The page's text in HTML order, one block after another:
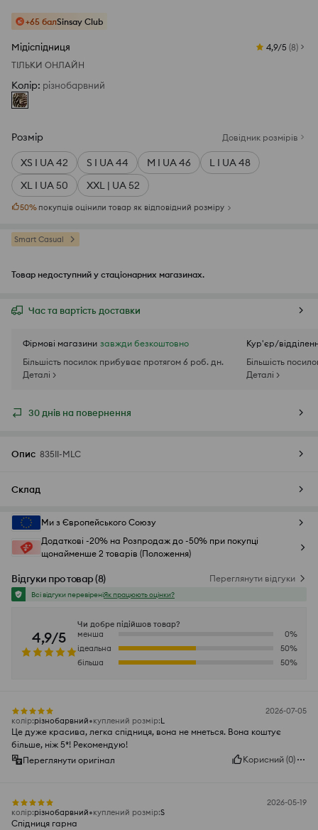
+65 балSinsay Club
Мідіспідниця 4,9/5 (8)
ТІЛЬКИ ОНЛАЙН
Колір: різнобарвний
Розмір Довідник розмірів
XS I UA 42 S I UA 44 M I UA 46
L I UA 48
XL I UA 50
XXL | UA 52
50% покупців оцінили товар як відповідний розміру
Smart Casual
Товар недоступний у стаціонарних магазинах.
Час та вартість доставки
Фірмові магазини завжди безкоштовно
Більшість посилок прибуває протягом 6 роб. дн.
Деталі >
Кур'єр/
Більшість
Деталі >
30 днів на повернення
Опис 835II-MLC
Склад
Ми з Європейського Союзу
Додаткові -20% на Розпродаж до -50% при покупці
щонайменше 2 товарів (Положення)
Відгуки про товар(8) Переглянути відгуки
Всі відгуки перевіреніЯк працюють оцінки?
4,9/5
Чи добре підійшов товар?
менша
0%
ідеальна
50%
більша
50%
2026-07-05
колір:різнобарвний куплений розмір:L
Це дуже красива, легка спідниця, вона не мнеться. Вона коштує
більше, ніж 5*! Рекомендую!
Переглянути оригінал
Корисний (0)
2026-05-19
колір:різнобарвний куплений розмір:S
Спідниця гарна